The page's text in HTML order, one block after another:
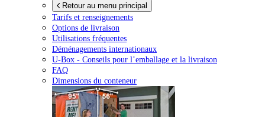
Retour au menu principal
Tarifs et renseignements
Options de livraison
Utilisations fréquentes
Déménagements internationaux
U-Box - Conseils pour l’emballage et la livraison
FAQ
Dimensions du conteneur